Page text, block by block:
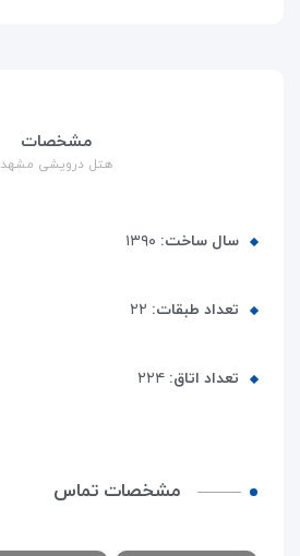
مشخصات
هتل درویشی مشهد
سال ساخت: ۱۳۹۰
تعداد طبقات: ۲۲
تعداد اتاق: ۲۲۴
مشخصات تماس